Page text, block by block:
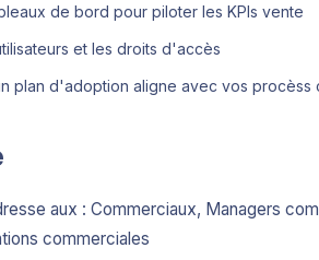
de bord pour piloter les KPIs vente
et les droits d'accès
plan d'adoption aligne avec vos procèss
aux : Commerciaux, Managers
commerciales